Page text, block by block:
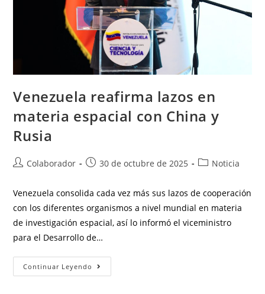
Venezuela reafirma lazos en
materia espacial con China y
Rusia
Colaborador 30 de octubre de 2025 Noticia
Venezuela consolida cada vez más sus lazos de cooperación
con los diferentes organismos a nivel mundial en materia
de investigación espacial, así lo informó el viceministro
para el Desarrollo de…
Continuar Leyendo